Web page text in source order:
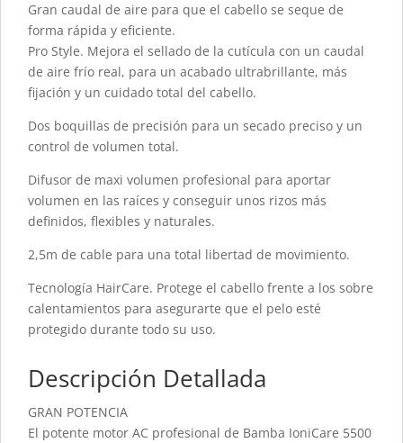
Gran caudal de aire para que el cabello se seque de
forma rápida y eficiente.
Pro Style. Mejora el sellado de la cutícula con un caudal
de aire frío real, para un acabado ultrabrillante, más
fijación y un cuidado total del cabello.
Dos boquillas de precisión para un secado preciso y un
control de volumen total.
Difusor de maxi volumen profesional para aportar
volumen en las raíces y conseguir unos rizos más
definidos, flexibles y naturales.
2,5m de cable para una total libertad de movimiento.
Tecnología HairCare. Protege el cabello frente a los sobre
calentamientos para asegurarte que el pelo esté
protegido durante todo su uso.
Descripción Detallada
GRAN POTENCIA
El potente motor AC profesional de Bamba IoniCare 5500